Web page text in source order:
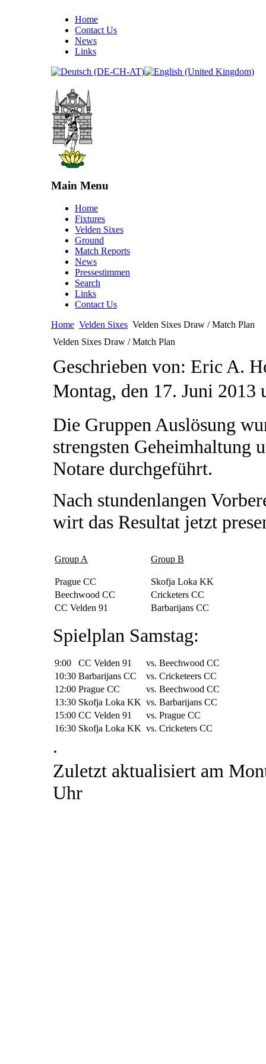
Home
Contact Us
News
Links
Main Menu
Home
Fixtures
Velden Sixes
Ground
Match Reports
News
Pressestimmen
Search
Links
Contact Us
Home Velden Sixes Velden Sixes Draw / Match Plan
Velden Sixes Draw / Match Plan
Geschrieben von: Eric A.
Montag, den 17. Juni 2013
Die Gruppen Auslösung
strengsten Geheimhaltung
Notare durchgeführt.
Nach stundenlangen
wirt das Resultat jetzt
Group A Group B
Prague CC
Skofja Loka KK
Beechwood CC
Cricketers CC
CC Velden 91
Barbarijans CC
Spielplan Samstag:
9:00 CC Velden 91
vs. Beechwood CC
10:30 Barbarijans CC
vs. Cricketeers CC
12:00 Prague CC
vs. Beechwood CC
13:30 Skofja Loka KK vs. Barbarijans CC
15:00 CC Velden 91
vs. Prague CC
16:30 Skofja Loka KK vs. Cricketers CC
.
Zuletzt aktualisiert am
Uhr